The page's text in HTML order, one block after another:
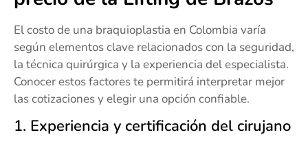
El costo de una braquioplastia en Colombia varía
según elementos clave relacionados con la seguridad,
la técnica quirúrgica y la experiencia del especialista.
Conocer estos factores te permitirá interpretar mejor
las cotizaciones y elegir una opción confiable.
1. Experiencia y certificación del cirujano